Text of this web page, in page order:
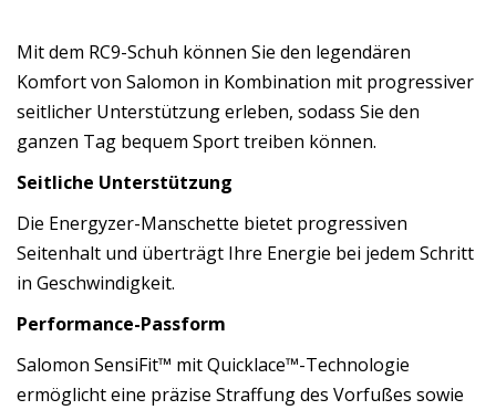
Mit dem RC9-Schuh können Sie den legendären
Komfort von Salomon in Kombination mit progressiver
seitlicher Unterstützung erleben, sodass Sie den
ganzen Tag bequem Sport treiben können.
Seitliche Unterstützung
Die Energyzer-Manschette bietet progressiven
Seitenhalt und überträgt Ihre Energie bei jedem Schritt
in Geschwindigkeit.
Performance-Passform
Salomon SensiFit™ mit Quicklace™-Technologie
ermöglicht eine präzise Straffung des Vorfußes sowie